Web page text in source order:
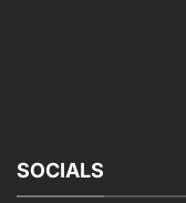
SOCIALS